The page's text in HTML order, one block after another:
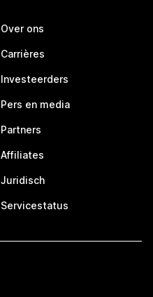
Over ons
Carrières
Investeerders
Pers en media
Partners
Affiliates
Juridisch
Servicestatus